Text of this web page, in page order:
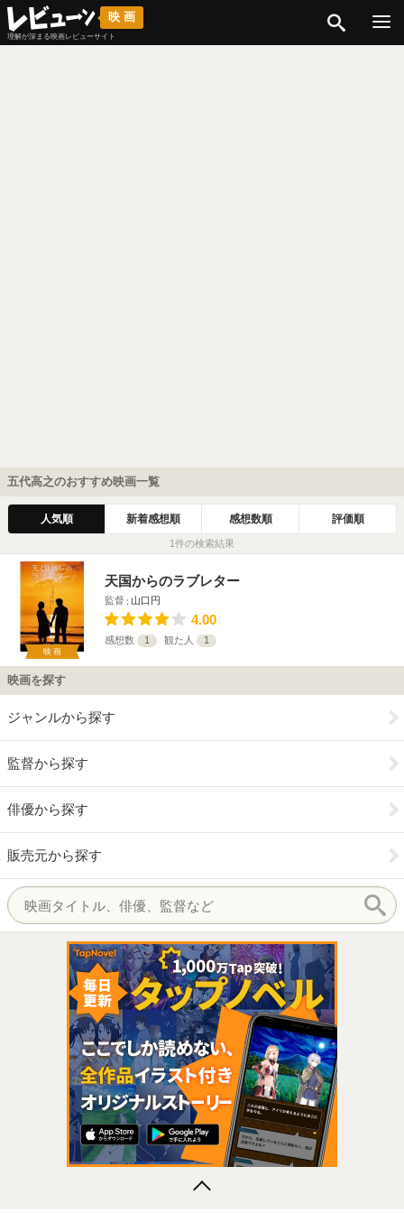
映画
理解が深まる映画レビューサイト
五代高之のおすすめ映画一覧
人気順 新着感想順 感想数順 評価順
1件の検索結果
映画
天国からのラブレター
監督 山口円
4.00
感想数 1 観た人 1
映画を探す
ジャンルから探す
監督から探す
俳優から探す
販売元から探す